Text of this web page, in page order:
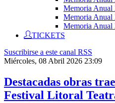
Memoria Anual
Memoria Anual
Memoria Anual
TICKETS
Suscribirse a este canal RSS
Miércoles, 08 Abril 2026 23:09
Destacadas obras
Festival Litoral